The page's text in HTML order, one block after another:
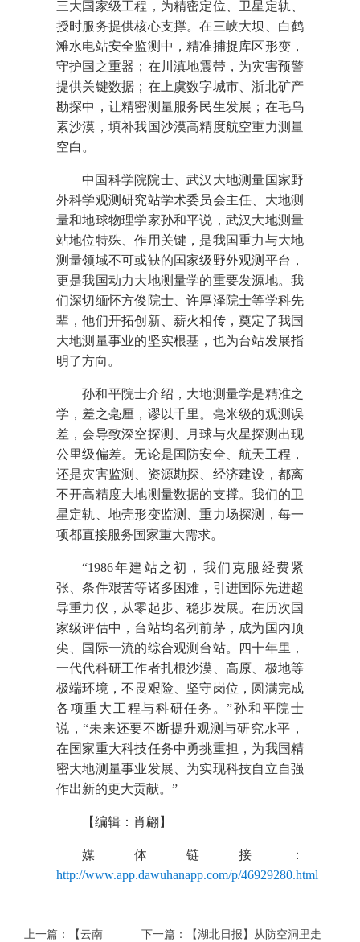
三大国家级工程，为精密定位、卫星定轨、
授时服务提供核心支撑。在三峡大坝、白鹤
滩水电站安全监测中，精准捕捉库区形变，
守护国之重器；在川滇地震带，为灾害预警
提供关键数据；在上虞数字城市、浙北矿产
勘探中，让精密测量服务民生发展；在毛乌
素沙漠，填补我国沙漠高精度航空重力测量
空白。
中国科学院院士、武汉大地测量国家野
外科学观测研究站学术委员会主任、大地测
量和地球物理学家孙和平说，武汉大地测量
站地位特殊、作用关键，是我国重力与大地
测量领域不可或缺的国家级野外观测平台，
更是我国动力大地测量学的重要发源地。我
们深切缅怀方俊院士、许厚泽院士等学科先
辈，他们开拓创新、薪火相传，奠定了我国
大地测量事业的坚实根基，也为台站发展指
明了方向。
孙和平院士介绍，大地测量学是精准之
学，差之毫厘，谬以千里。毫米级的观测误
差，会导致深空探测、月球与火星探测出现
公里级偏差。无论是国防安全、航天工程，
还是灾害监测、资源勘探、经济建设，都离
不开高精度大地测量数据的支撑。我们的卫
星定轨、地壳形变监测、重力场探测，每一
项都直接服务国家重大需求。
“1986年建站之初，我们克服经费紧
张、条件艰苦等诸多困难，引进国际先进超
导重力仪，从零起步、稳步发展。在历次国
家级评估中，台站均名列前茅，成为国内顶
尖、国际一流的综合观测台站。四十年里，
一代代科研工作者扎根沙漠、高原、极地等
极端环境，不畏艰险、坚守岗位，圆满完成
各项重大工程与科研任务。”孙和平院士
说，“未来还要不断提升观测与研究水平，
在国家重大科技任务中勇挑重担，为我国精
密大地测量事业发展、为实现科技自立自强
作出新的更大贡献。”
【编辑：肖翩】
媒体链接：
http://www.app.dawuhanapp.com/p/46929280.html
上一篇：【云南
下一篇：【湖北日报】从防空洞里走